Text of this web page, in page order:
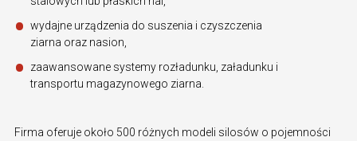
wydajne urządzenia do suszenia i czyszczenia
ziarna oraz nasion,
zaawansowane systemy rozładunku, załadunku i
transportu magazynowego ziarna.
Firma oferuje około 500 różnych modeli silosów o pojemności